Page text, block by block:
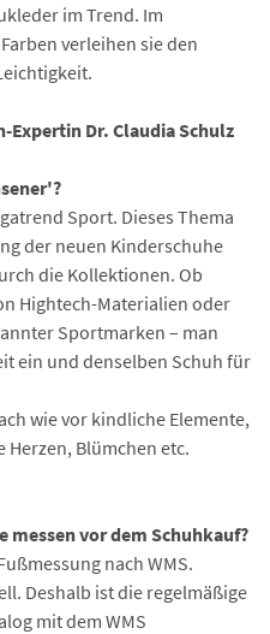
im Trend. Im
verleihen sie den
Expertin Dr. Claudia Schulz
Sport. Dieses Thema
der neuen Kinderschuhe
die Kollektionen. Ob
Hightech-Materialien oder
Sportmarken – man
ein und denselben Schuh für
wie vor kindliche Elemente,
Blümchen etc.
messen vor dem Schuhkauf?
nach WMS.
Deshalb ist die regelmäßige
mit dem WMS